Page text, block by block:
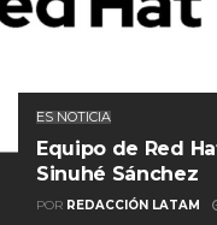
ES NOTICIA
Equipo de Red
Sinuhé Sánchez
POR REDACCIÓN LATAM